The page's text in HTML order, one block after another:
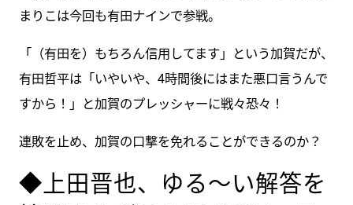
まりこは今回も有田ナインで参戦。
「（有田を）もちろん信用してます」という加賀だが、
有田哲平は「いやいや、4時間後にはまた悪口言うんで
すから！」と加賀のプレッシャーに戦々恐々！
連敗を止め、加賀の口撃を免れることができるのか？
◆上田晋也、ゆる～い解答を